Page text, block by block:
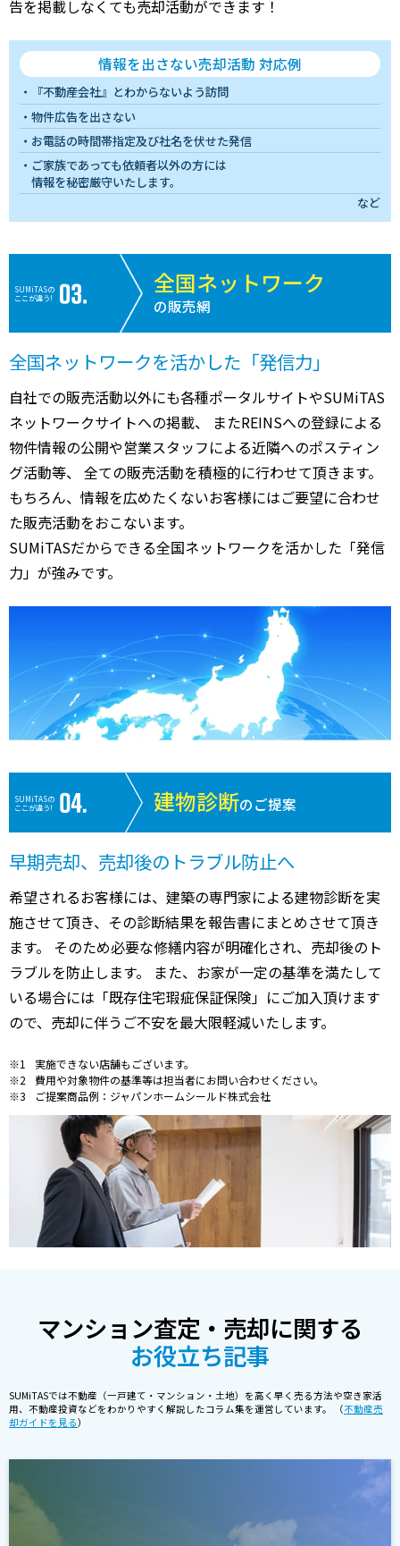
告を掲載しなくても売却活動ができます！
情報を出さない売却活動 対応例
『不動産会社』とわからないよう訪問
物件広告を出さない
お電話の時間帯指定及び社名を伏せた発信
ご家族であっても依頼者以外の方には
情報を秘密厳守いたします。
など
SUMiTASの
ここが違う!
全国ネットワーク
の販売網
全国ネットワークを活かした「発信力」
自社での販売活動以外にも各種ポータルサイトやSUMiTAS
ネットワークサイトへの掲載、 またREINSへの登録による
物件情報の公開や営業スタッフによる近隣へのポスティン
グ活動等、 全ての販売活動を積極的に行わせて頂きます。
もちろん、情報を広めたくないお客様にはご要望に合わせ
た販売活動をおこないます。
SUMiTASだからできる全国ネットワークを活かした「発信
力」が強みです。
SUMiTASの
ここが違う!
建物診断のご提案
早期売却、売却後のトラブル防止へ
希望されるお客様には、建築の専門家による建物診断を実
施させて頂き、その診断結果を報告書にまとめさせて頂き
ます。 そのため必要な修繕内容が明確化され、売却後のト
ラブルを防止します。 また、お家が一定の基準を満たして
いる場合には「既存住宅瑕疵保証保険」にご加入頂けます
ので、売却に伴うご不安を最大限軽減いたします。
実施できない店舗もございます。
費用や対象物件の基準等は担当者にお問い合わせください。
ご提案商品例：ジャパンホームシールド株式会社
マンション査定・売却に関する
お役立ち記事
SUMiTASでは不動産（一戸建て・マンション・土地）を高く早く売る方法や空き家活
用、不動産投資などをわかりやすく解説したコラム集を運営しています。 （不動産売
却ガイドを見る）